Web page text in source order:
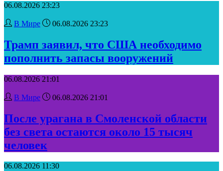
06.08.2026 23:23
В Мире 06.08.2026 23:23
Трамп заявил, что США необходимо
пополнить запасы вооружений
06.08.2026 21:01
В Мире 06.08.2026 21:01
После урагана в Смоленской области
без света остаются около 15 тысяч
человек
06.08.2026 11:30